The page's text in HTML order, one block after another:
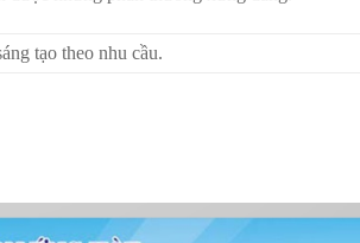
tạo theo nhu cầu.